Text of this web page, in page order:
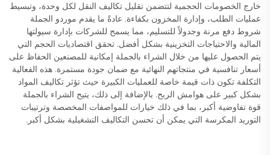
خارج الخصومات الحجمية لتتضمن تقليل تكاليف النقل لكل وحدة، وتبسيط
عمليات الطلب، وإدارة المخزون بكفاءة. عادةً ما يقدم موردو الجملة
شروط دفع مرنة وجدولاً للتسليم، مما يسمح للشركات بإدارة سيولتها
المالية والاحتياجات التخزينية بشكل أفضل. تحقق اقتصاديات الحجم التي
يتم الحصول عليها من خلال الشراء بالجملة إمكانية للمصنعين الحفاظ على
أسعار تنافسية في منتجاتهم النهائية مع ضمان جودة مستمرة. هذه الفعالية
التكلفة تكون ذات قيمة خاصة للعمليات الكبيرة حيث تؤثر تكاليف المواد
بشكل كبير على هوامش الربح. بالإضافة إلى ذلك، يتيح الشراء بالجملة
قوة تفاوضية أكبر، بما في ذلك خيارات للمواصفات المخصصة وترتيبات
التوريد المكرسة التي يمكن أن تحسن التكاليف التشغيلية بشكل أكبر.